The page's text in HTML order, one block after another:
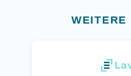
WEITERE